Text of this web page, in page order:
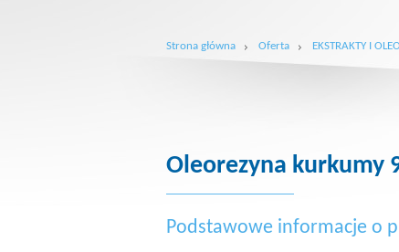
Strona główna Oferta EKSTRAKTY I
Oleorezyna kurkumy
Podstawowe informacje o